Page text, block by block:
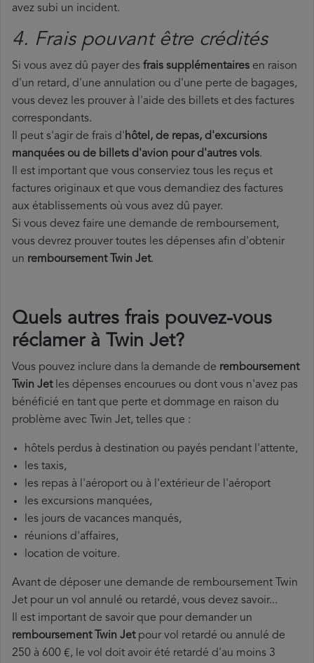
avez subi un incident.
4. Frais pouvant être crédités
Si vous avez dû payer des frais supplémentaires en raison
d'un retard, d'une annulation ou d'une perte de bagages,
vous devez les prouver à l'aide des billets et des factures
correspondants.
Il peut s'agir de frais d'hôtel, de repas, d'excursions
manquées ou de billets d'avion pour d'autres vols.
Il est important que vous conserviez tous les reçus et
factures originaux et que vous demandiez des factures
aux établissements où vous avez dû payer.
Si vous devez faire une demande de remboursement,
vous devrez prouver toutes les dépenses afin d'obtenir
un remboursement Twin Jet.
Quels autres frais pouvez-vous
réclamer à Twin Jet?
Vous pouvez inclure dans la demande de remboursement
Twin Jetles dépenses encourues ou dont vous n'avez pas
bénéficié en tant que perte et dommage en raison du
problème avec Twin Jet, telles que :
hôtels perdus à destination ou payés pendant l'attente,
les taxis,
les repas à l'aéroport ou à l'extérieur de l'aéroport
les excursions manquées,
les jours de vacances manqués,
réunions d'affaires,
location de voiture.
Avant de déposer une demande de remboursement Twin
Jet pour un vol annulé ou retardé, vous devez savoir...
Il est important de savoir que pour demander un
remboursement Twin Jetpour vol retardé ou annulé de
250 à 600 €, le vol doit avoir été retardé d'au moins 3